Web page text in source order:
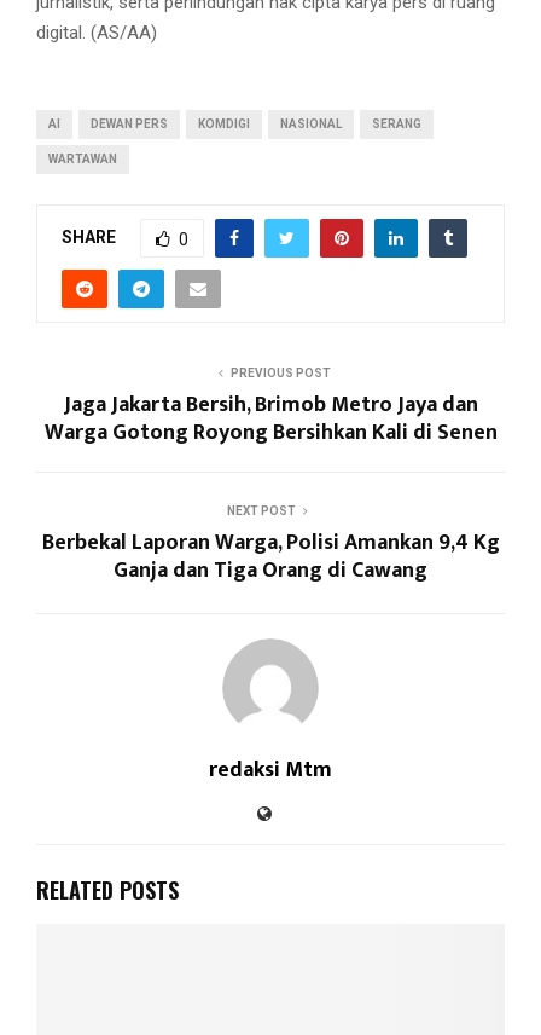
digital. (AS/AA)
AI DEWAN PERS KOMDIGI NASIONAL SERANG
WARTAWAN
SHARE 0
PREVIOUS POST
Jaga Jakarta Bersih, Brimob Metro Jaya dan
Warga Gotong Royong Bersihkan Kali di Senen
NEXT POST
Berbekal Laporan Warga, Polisi Amankan 9,4 Kg
Ganja dan Tiga Orang di Cawang
redaksi Mtm
RELATED POSTS